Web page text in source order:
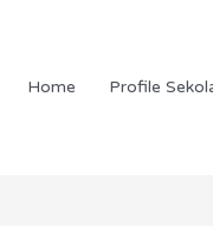
Home
Profile